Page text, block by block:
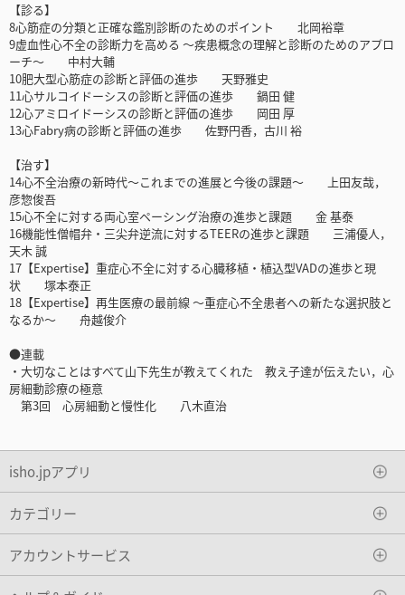
【診る】
8心筋症の分類と正確な鑑別診断のためのポイント 北岡裕章
9虚血性心不全の診断力を高める ～疾患概念の理解と診断のためのアプロ
ーチ～ 中村大輔
10肥大型心筋症の診断と評価の進歩 天野雅史
11心サルコイドーシスの診断と評価の進歩 鍋田 健
12心アミロイドーシスの診断と評価の進歩 岡田 厚
13心Fabry病の診断と評価の進歩 佐野円香，古川 裕
【治す】
14心不全治療の新時代～これまでの進展と今後の課題～ 上田友哉，
彦惣俊吾
15心不全に対する両心室ペーシング治療の進歩と課題 金 基泰
16機能性僧帽弁・三尖弁逆流に対するTEERの進歩と課題 三浦優人，
天木 誠
17【Expertise】重症心不全に対する心臓移植・植込型VADの進歩と現
状 塚本泰正
18【Expertise】再生医療の最前線 ～重症心不全患者への新たな選択肢と
なるか～ 舟越俊介
●連載
・大切なことはすべて山下先生が教えてくれた 教え子達が伝えたい，心
房細動診療の極意
第3回 心房細動と慢性化 八木直治
isho.jpアプリ
カテゴリー
アカウントサービス